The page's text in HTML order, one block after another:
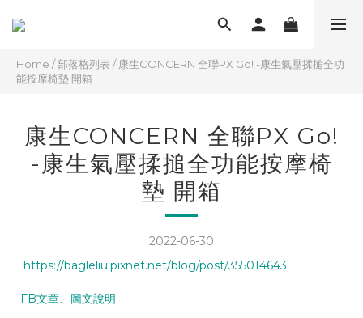
Home /部落格列表 / 康生CONCERN 全聯PX Go! -康生氣壓揉搥全功
能按摩椅墊 開箱
康生CONCERN 全聯PX Go!
-康生氣壓揉搥全功能按摩椅
墊 開箱
2022-06-30
https://bagleliu.pixnet.net/blog/post/355014643
FB文章、 圖文說明